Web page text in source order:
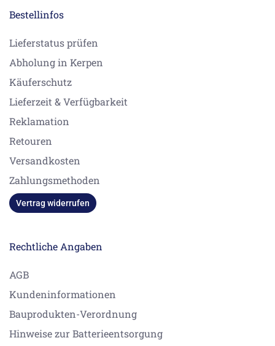
Bestellinfos
Lieferstatus prüfen
Abholung in Kerpen
Käuferschutz
Lieferzeit & Verfügbarkeit
Reklamation
Retouren
Versandkosten
Zahlungsmethoden
Vertrag widerrufen
Rechtliche Angaben
AGB
Kundeninformationen
Bauprodukten-Verordnung
Hinweise zur Batterieentsorgung